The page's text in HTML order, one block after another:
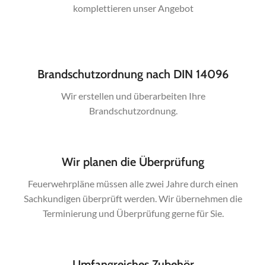
komplettieren unser Angebot
Brandschutzordnung nach DIN 14096
Wir erstellen und überarbeiten Ihre
Brandschutzordnung.
Wir planen die Überprüfung
Feuerwehrpläne müssen alle zwei Jahre durch einen
Sachkundigen überprüft werden. Wir übernehmen die
Terminierung und Überprüfung gerne für Sie.